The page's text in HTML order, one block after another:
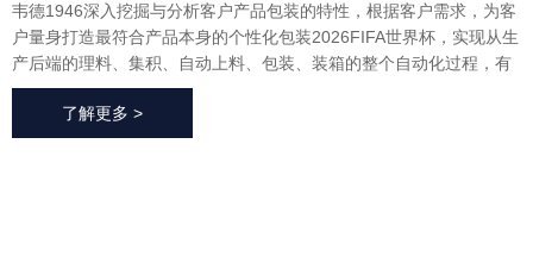
韦德1946深入挖掘与分析客户产品包装的特性，根据客户需求，为客
户量身打造最符合产品本身的个性化包装2026FIFA世界杯，实现从生
产后端的理料、集积、自动上料、包装、装箱的整个自动化过程，有
效地减少了极大限度的降低了人工成本、提高了生产效率、降低了耗
材损耗、帮助客户实现价值最大化。
了解更多 >